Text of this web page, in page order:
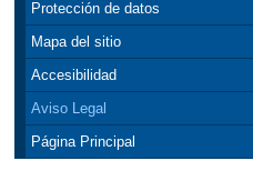
Protección de datos
Mapa del sitio
Accesibilidad
Aviso Legal
Página Principal